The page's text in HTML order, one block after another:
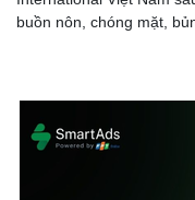
buồn nôn, chóng mặt,